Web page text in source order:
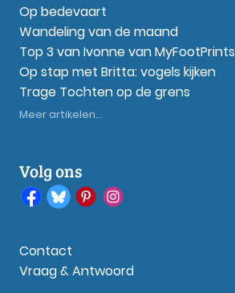
Op bedevaart
Wandeling van de maand
Top 3 van Ivonne van MyFootPrints
Op stap met Britta: vogels kijken
Trage Tochten op de grens
Meer artikelen...
Volg ons
Contact
Vraag & Antwoord